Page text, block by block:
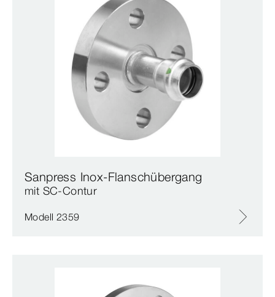
Sanpress Inox-Flanschübergang
mit SC‑Contur
Modell 2359